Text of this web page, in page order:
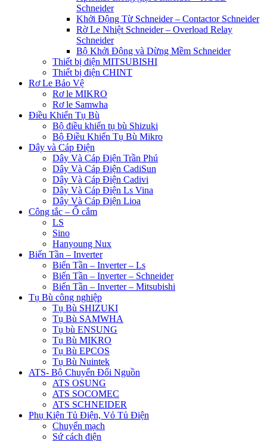
Schneider
Khởi Động Từ Schneider – Contactor Schneider
Rờ Le Nhiệt Schneider – Overload Relay
Schneider
Bộ Khởi Động và Dừng Mềm Schneider
Thiết bị điện MITSUBISHI
Thiết bị điện CHINT
Rơ Le Bảo Vệ
Rơ le MIKRO
Rơ le Samwha
Điều Khiển Tụ Bù
Bộ điều khiển tụ bù Shizuki
Bộ Điều Khiển Tụ Bù Mikro
Dây và Cáp Điện
Dây Và Cáp Điện Trần Phú
Dây Và Cáp Điện CadiSun
Dây Và Cáp Điện Cadivi
Dây Và Cáp Điện Ls Vina
Dây Và Cáp Điện Lioa
Công tắc – Ổ cắm
LS
Sino
Hanyoung Nux
Biến Tần – Inverter
Biến Tần – Inverter – Ls
Biến Tần – Inverter – Schneider
Biến Tần – Inverter – Mitsubishi
Tụ Bù công nghiệp
Tụ Bù SHIZUKI
Tụ Bù SAMWHA
Tụ bù ENSUNG
Tụ Bù MIKRO
Tụ Bù EPCOS
Tụ Bù Nuintek
ATS- Bộ Chuyển Đổi Nguồn
ATS OSUNG
ATS SOCOMEC
ATS SCHNEIDER
Phụ Kiện Tủ Điện, Vỏ Tủ Điện
Chuyển mạch
Sứ cách điện